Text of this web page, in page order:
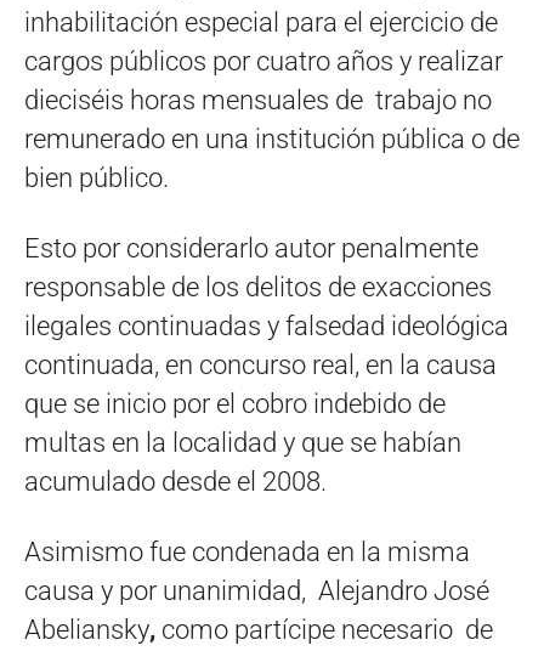
inhabilitación especial para el ejercicio de
cargos públicos por cuatro años y realizar
dieciséis horas mensuales de trabajo no
remunerado en una institución pública o de
bien público.
Esto por considerarlo autor penalmente
responsable de los delitos de exacciones
ilegales continuadas y falsedad ideológica
continuada, en concurso real, en la causa
que se inicio por el cobro indebido de
multas en la localidad y que se habían
acumulado desde el 2008.
Asimismo fue condenada en la misma
causa y por unanimidad, Alejandro José
Abeliansky, como partícipe necesario de